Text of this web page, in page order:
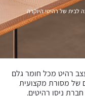
לבית של רהיטי היוקרה
רהיט מכל חומר גלם
של מסורת מקצועית
ניסו רהיטים.